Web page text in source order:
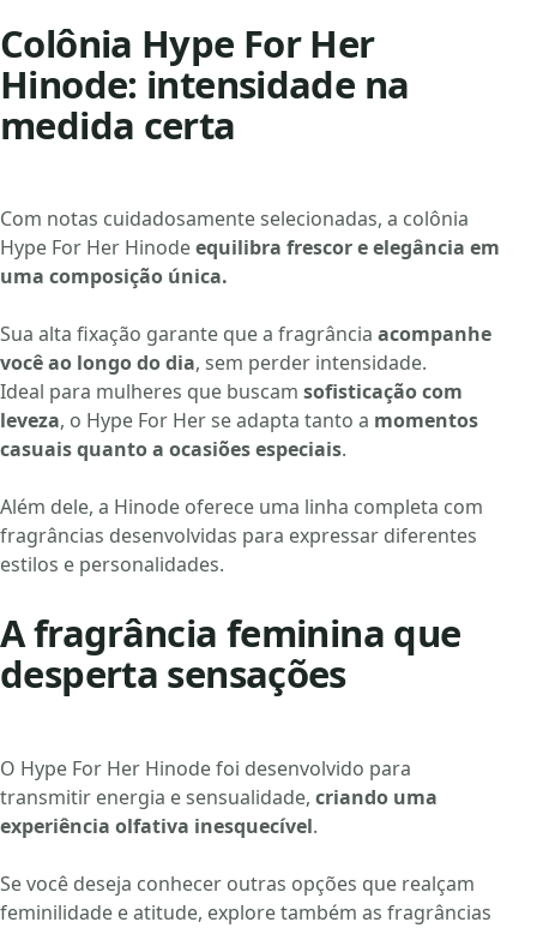
Colônia Hype For Her
Hinode: intensidade na
medida certa
Com notas cuidadosamente selecionadas, a colônia
Hype For Her Hinodeequilibra frescor e elegância em
uma composição única.
Sua alta fixação garante que a fragrância acompanhe
você ao longo do dia, sem perder intensidade.
Ideal para mulheres que buscam sofisticação com
leveza, o Hype For Her se adapta tanto a momentos
casuais quanto a ocasiões especiais.
Além dele, a Hinode oferece uma linha completa com
fragrâncias desenvolvidas para expressar diferentes
estilos e personalidades.
A fragrância feminina que
desperta sensações
O Hype For Her Hinode foi desenvolvido para
transmitir energia e sensualidade, criando uma
experiência olfativa inesquecível.
Se você deseja conhecer outras opções que realçam
feminilidade e atitude, explore também as fragrâncias